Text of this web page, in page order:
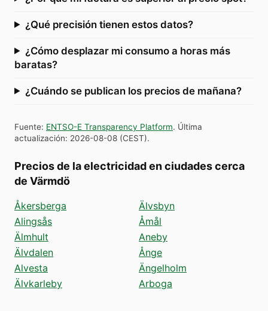
¿Qué precisión tienen estos datos?
¿Cómo desplazar mi consumo a horas más
baratas?
¿Cuándo se publican los precios de mañana?
Fuente: ENTSO-E Transparency Platform. Última
actualización: 2026-08-08 (CEST).
Precios de la electricidad en ciudades cerca
de Värmdö
Åkersberga
Alingsås
Älmhult
Älvdalen
Alvesta
Älvkarleby
Älvsbyn
Åmål
Aneby
Ånge
Ängelholm
Arboga